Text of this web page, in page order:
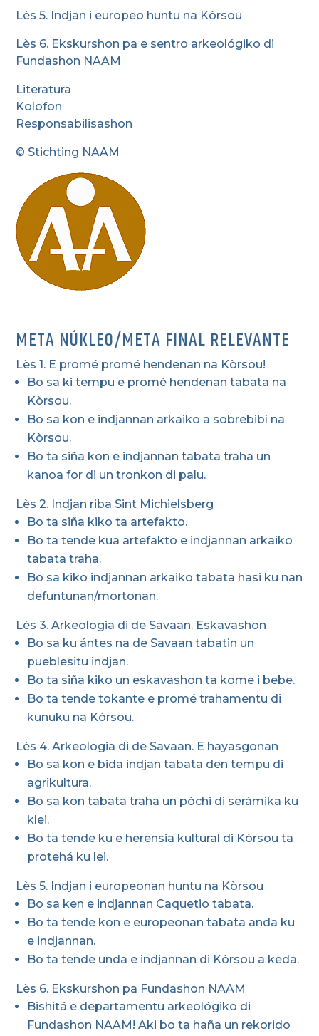
Lès 5. Indjan i europeo huntu na Kòrsou
Lès 6. Ekskurshon pa e sentro arkeológiko di
Fundashon NAAM
Literatura
Kolofon
Responsabilisashon
© Stichting NAAM
META NÚKLEO/META FINAL RELEVANTE
Lès 1. E promé promé hendenan na Kòrsou!
Bo sa ki tempu e promé hendenan tabata na
Kòrsou.
Bo sa kon e indjannan arkaiko a sobrebibí na
Kòrsou.
Bo ta siña kon e indjannan tabata traha un
kanoa for di un tronkon di palu.
Lès 2. Indjan riba Sint Michielsberg
Bo ta siña kiko ta artefakto.
Bo ta tende kua artefakto e indjannan arkaiko
tabata traha.
Bo sa kiko indjannan arkaiko tabata hasi ku nan
defuntunan/mortonan.
Lès 3. Arkeologia di de Savaan. Eskavashon
Bo sa ku ántes na de Savaan tabatin un
pueblesitu indjan.
Bo ta siña kiko un eskavashon ta kome i bebe.
Bo ta tende tokante e promé trahamentu di
kunuku na Kòrsou.
Lès 4. Arkeologia di de Savaan. E hayasgonan
Bo sa kon e bida indjan tabata den tempu di
agrikultura.
Bo sa kon tabata traha un pòchi di serámika ku
klei.
Bo ta tende ku e herensia kultural di Kòrsou ta
protehá ku lei.
Lès 5. Indjan i europeonan huntu na Kòrsou
Bo sa ken e indjannan Caquetio tabata.
Bo ta tende kon e europeonan tabata anda ku
e indjannan.
Bo ta tende unda e indjannan di Kòrsou a keda.
Lès 6. Ekskurshon pa Fundashon NAAM
Bishitá e departamentu arkeológiko di
Fundashon NAAM! Aki bo ta haña un rekorido